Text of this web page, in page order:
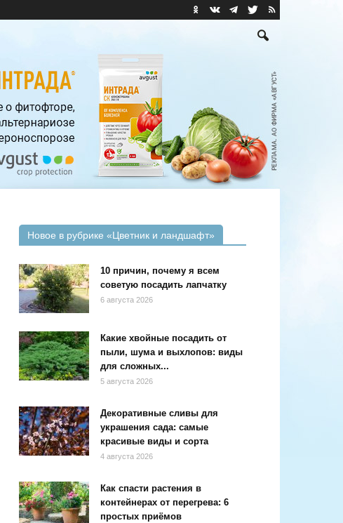
Новое в рубрике «Цветник и ландшафт»
10 причин, почему я всем
советую посадить лапчатку
6 августа 2026
Какие хвойные посадить от
пыли, шума и выхлопов: виды
для сложных...
5 августа 2026
Декоративные сливы для
украшения сада: самые
красивые виды и сорта
4 августа 2026
Как спасти растения в
контейнерах от перегрева: 6
простых приёмов